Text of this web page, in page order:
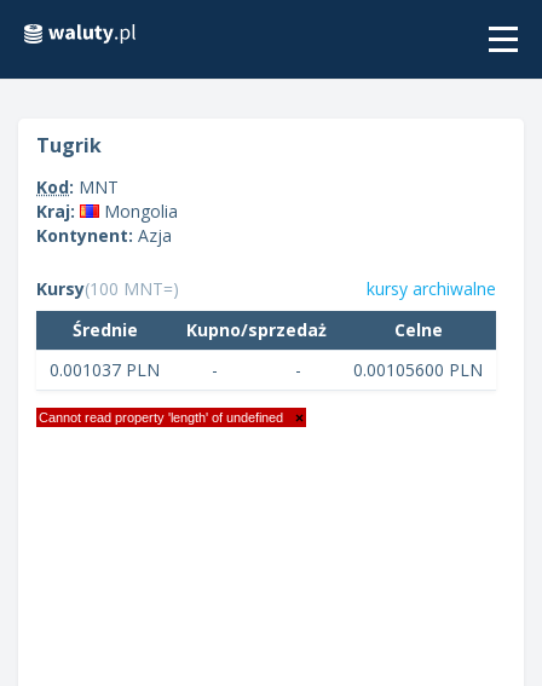
tugrik
Kod: MNT
Kraj:
Mongolia
Kontynent: Azja
Kursy(100 MNT=)
kursy archiwalne
Średnie
Kupno/sprzedaż
Celne
0.001037 PLN
- - 0.00105600 PLN
Cannot read property 'length' of undefined ×